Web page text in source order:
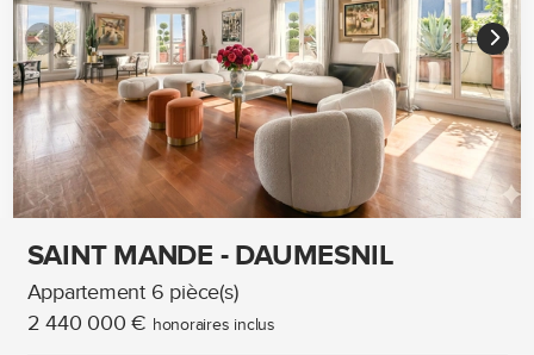
SAINT MANDE - DAUMESNIL
Appartement 6 pièce(s)
2 440 000 € honoraires inclus